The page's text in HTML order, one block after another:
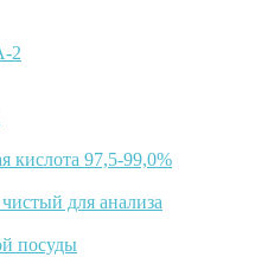
2
кислота 97,5-99,0%
для анализа
посуды